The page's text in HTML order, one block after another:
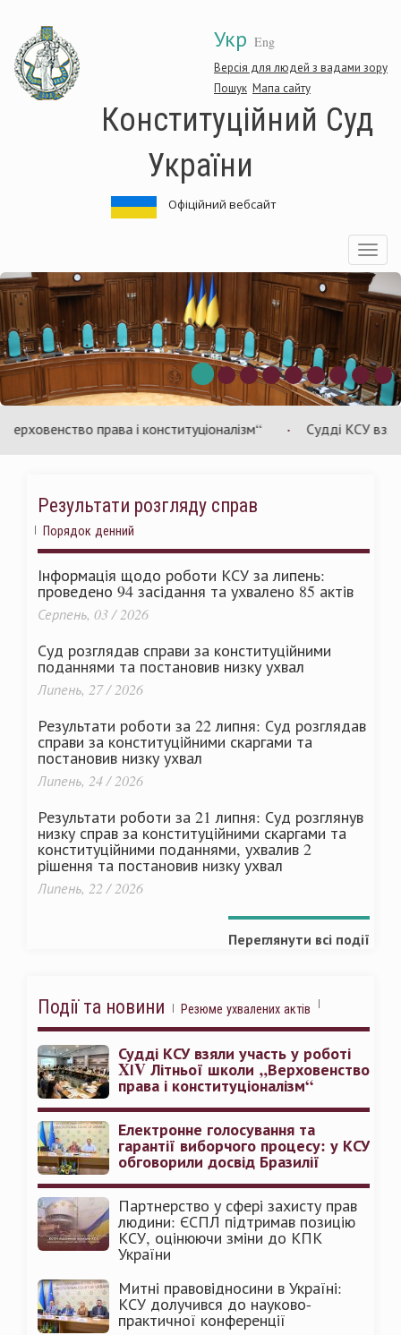
основного
матеріалу
Укр Eng
Версія для людей з вадами зору
Пошук Мапа сайту
Конституційний Суд
України
Офіційний вебсайт
Toggle
права і конституціоналізм“ Судді КСУ взяли
Результати розгляду справ
Порядок денний
Інформація щодо роботи КСУ за липень:
проведено 94 засідання та ухвалено 85 актів
Серпень, 03 / 2026
Суд розглядав справи за конституційними
поданнями та постановив низку ухвал
Липень, 27 / 2026
Результати роботи за 22 липня: Суд розглядав
справи за конституційними скаргами та
постановив низку ухвал
Липень, 24 / 2026
Результати роботи за 21 липня: Суд розглянув
низку справ за конституційними скаргами та
конституційними поданнями, ухвалив 2
рішення та постановив низку ухвал
Липень, 22 / 2026
Переглянути всі події
Події та новини Резюме ухвалених актів
Судді КСУ взяли участь у роботі
XІV Літньої школи „Верховенство
права і конституціоналізм“
Електронне голосування та
гарантії виборчого процесу: у КСУ
обговорили досвід Бразилії
Партнерство у сфері захисту прав
людини: ЄСПЛ підтримав позицію
КСУ, оцінюючи зміни до КПК
України
Митні правовідносини в Україні:
КСУ долучився до науково-
практичної конференції